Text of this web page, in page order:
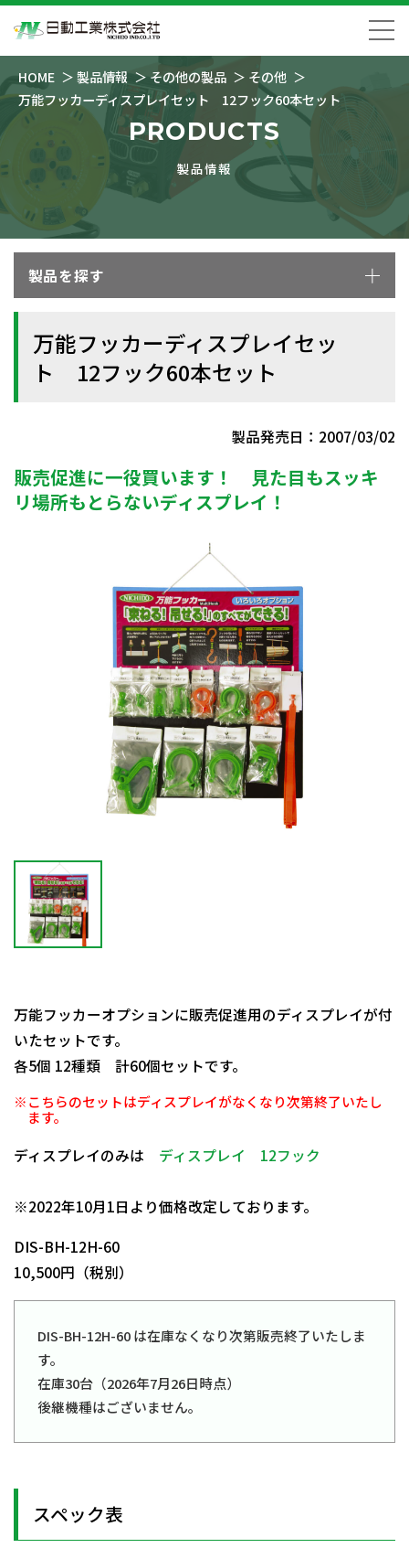
HOME 製品情報 その他の製品
その他
万能フッカーディスプレイセット 12フック60本セット
PRODUCTS
製品情報
製品を探す
万能フッカーディスプレイセッ
ト 12フック60本セット
製品発売日：2007/03/02
販売促進に一役買います！ 見た目もスッキ
リ場所もとらないディスプレイ！
万能フッカーオプションに販売促進用のディスプレイが付
いたセットです。
各5個 12種類 計60個セットです。
※こちらのセットはディスプレイがなくなり次第終了いたし
ます。
ディスプレイのみは ディスプレイ 12フック
※2022年10月1日より価格改定しております。
DIS-BH-12H-60
10,500円（税別）
DIS-BH-12H-60 は在庫なくなり次第販売終了いたしま
す。
在庫30台（2026年7月26日時点）
後継機種はございません。
スペック表